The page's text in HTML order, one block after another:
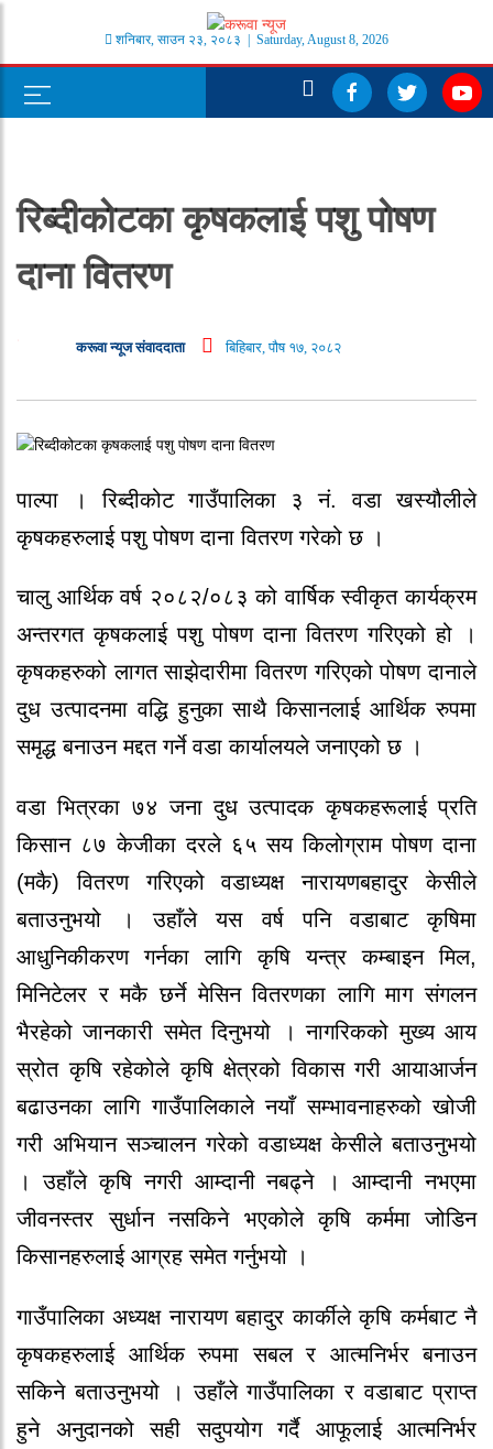
शनिबार, साउन २३ २०८३ | Saturday, August 8, 2026
रिब्दीकोटका कृषकलाई पशु पोषण
दाना वितरण
करूवा न्यूज संवाददाता बिहिबार, पौष १७, २०८२
पाल्पा । रिब्दीकोट गाउँपालिका ३ नं. वडा खस्यौलीले
कृषकहरुलाई पशु पोषण दाना वितरण गरेको छ ।
चालु आर्थिक वर्ष २०८२/०८३ को वार्षिक स्वीकृत कार्यक्रम
अन्तरगत कृषकलाई पशु पोषण दाना वितरण गरिएको हो ।
कृषकहरुको लागत साझेदारीमा वितरण गरिएको पोषण दानाले
दुध उत्पादनमा वद्धि हुनुका साथै किसानलाई आर्थिक रुपमा
समृद्ध बनाउन मद्दत गर्ने वडा कार्यालयले जनाएको छ ।
वडा भित्रका ७४ जना दुध उत्पादक कृषकहरूलाई प्रति
किसान ८७ केजीका दरले ६५ सय किलोग्राम पोषण दाना
(मकै) वितरण गरिएको वडाध्यक्ष नारायणबहादुर केसीले
बताउनुभयो । उहाँले यस वर्ष पनि वडाबाट कृषिमा
आधुनिकीकरण गर्नका लागि कृषि यन्त्र कम्बाइन मिल,
मिनिटेलर र मकै छर्ने मेसिन वितरणका लागि माग संगलन
भैरहेको जानकारी समेत दिनुभयो । नागरिकको मुख्य आय
स्रोत कृषि रहेकोले कृषि क्षेत्रको विकास गरी आयाआर्जन
बढाउनका लागि गाउँपालिकाले नयाँ सम्भावनाहरुको खोजी
गरी अभियान सञ्चालन गरेको वडाध्यक्ष केसीले बताउनुभयो
। उहाँले कृषि नगरी आम्दानी नबढ्ने । आम्दानी नभएमा
जीवनस्तर सुर्धान नसकिने भएकोले कृषि कर्ममा जोडिन
किसानहरुलाई आग्रह समेत गर्नुभयो ।
गाउँपालिका अध्यक्ष नारायण बहादुर कार्कीले कृषि कर्मबाट नै
कृषकहरुलाई आर्थिक रुपमा सबल र आत्मनिर्भर बनाउन
सकिने बताउनुभयो । उहाँले गाउँपालिका र वडाबाट प्राप्त
हुने अनुदानको सही सदुपयोग गर्दै आफूलाई आत्मनिर्भर